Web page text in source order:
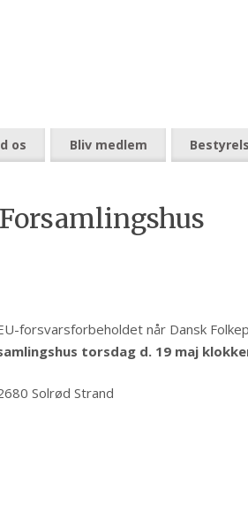
os Bliv medlem
forsvarsforbeholdet når Dansk
torsdag d. 19 maj
Solrød Strand